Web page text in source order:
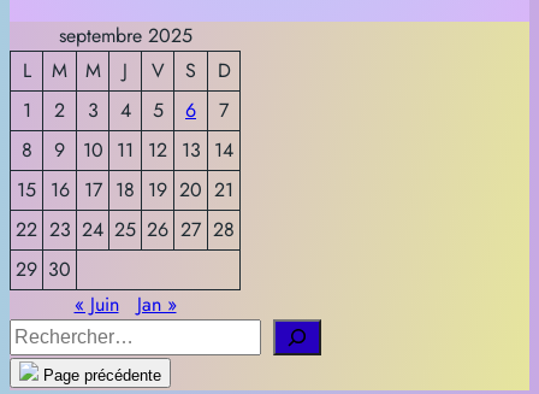
septembre 2025
L
M M J V S
D
1
2 3 4 5 6
7
8
9 10 11 12 13 14
15 16 17 18 19 20 21
22 23 24 25 26 27 28
29 30
« Juin
Jan »
R
e
Page précédente